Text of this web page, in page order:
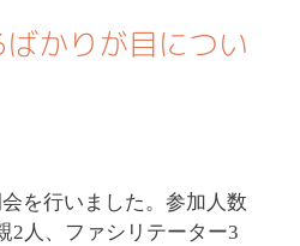
かりが目につい
を行いました。参加人数
2人、ファシリテーター3